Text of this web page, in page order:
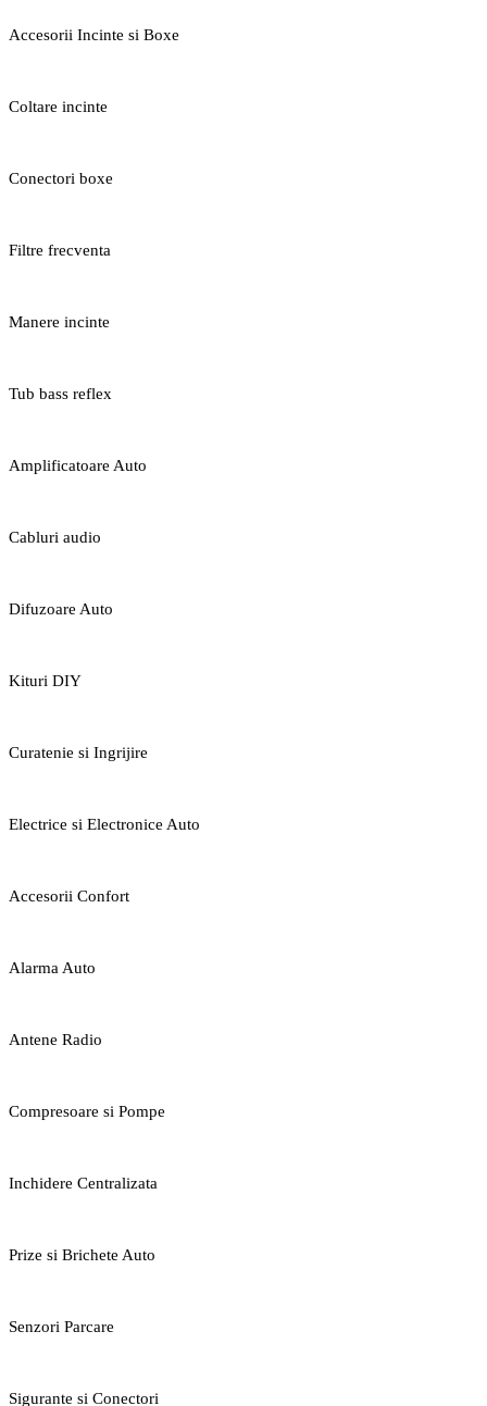
Accesorii Incinte si Boxe
Coltare incinte
Conectori boxe
Filtre frecventa
Manere incinte
Tub bass reflex
Amplificatoare Auto
Cabluri audio
Difuzoare Auto
Kituri DIY
Curatenie si Ingrijire
Electrice si Electronice Auto
Accesorii Confort
Alarma Auto
Antene Radio
Compresoare si Pompe
Inchidere Centralizata
Prize si Brichete Auto
Senzori Parcare
Sigurante si Conectori